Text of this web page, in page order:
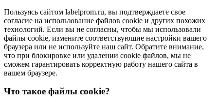
Пользуясь сайтом labelprom.ru, вы подтверждаете свое
согласие на использование файлов cookie и других похожих
технологий. Если вы не согласны, чтобы мы использовали
файлы cookie, измените соответствующие настройки вашего
браузера или не используйте наш сайт. Обратите внимание,
что при блокировке или удалении cookie файлов, мы не
сможем гарантировать корректную работу нашего сайта в
вашем браузере.
Что такое файлы cookie?